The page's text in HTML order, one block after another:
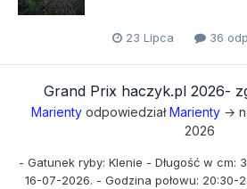
23 Lipca 36
Grand Prix haczyk.pl 2026-
MarientyodpowiedziałMarienty→
2026
- Gatunek ryby: Klenie - Długość w cm:
16-07-2026. - Godzina połowu: 20:30-